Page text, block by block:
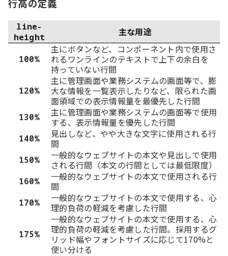
line-
height
主な用途
100%
主にボタンなど、コンポーネント内で使用さ
れるワンラインのテキストで上下の余白を
持っていない行間
120%
主に管理画面や業務システムの画面等で、膨
大な情報を一覧表示したりなど、限られた画
面領域での表示情報量を最優先した行間
130%
主に管理画面や業務システムの画面等で使用
する、表示情報量を優先した行間
140%
見出しなど、やや大きな文字に使用される行
間
150%
一般的なウェブサイトの本文や見出しで使用
される行間（本文の行間としては最低限度）
160%
一般的なウェブサイトの本文で使用される行
間
170%
一般的なウェブサイトの本文で使用する、心
理的負荷の軽減を考慮した行間
175%
一般的なウェブサイトの本文で使用する、心
理的負荷の軽減を考慮した行間。採用するグ
リッド幅やフォントサイズに応じて170%と
使い分ける